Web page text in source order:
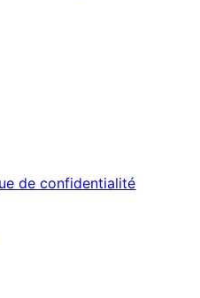
de confidentialité